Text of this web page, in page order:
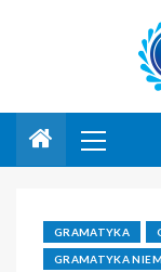
GRAMATYKA
GRAMATYKA